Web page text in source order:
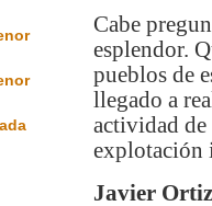
Cabe
esplendor.
pueblos de
llegado a
actividad de
explotación
Javier Ortiz